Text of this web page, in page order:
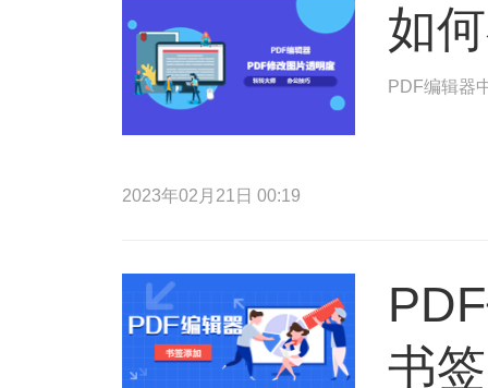
如
PDF编辑器
2023年02月21日 00:19
书